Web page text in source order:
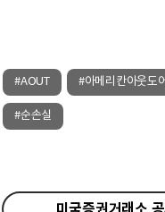
#AOUT #아메리칸아웃도
#순손실